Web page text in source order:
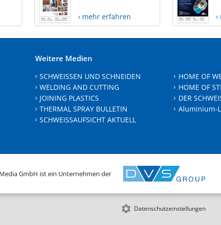
› mehr erfahren
Weitere Medien
SCHWEISSEN UND SCHNEIDEN
WELDING AND CUTTING
JOINING PLASTICS
THERMAL SPRAY BULLETIN
SCHWEISSAUFSICHT AKTUELL
HOME OF
HOME OF
DER
Aluminium-
Media GmbH ist ein Unternehmen der
Datenschutzeinstellungen